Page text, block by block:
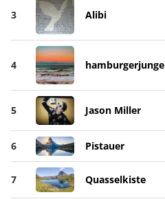
3 Alibi
4 hamburgerjunge
5 Jason Miller
6 Pistauer
7 Quasselkiste